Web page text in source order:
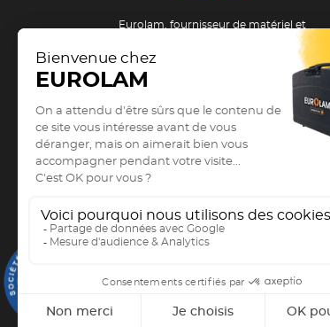
Eurolam, fournisseur de matériel et
d’équipement pour la formation et les
métiers de bouche depuis 1984 !
Vous êtes un passionné, un apprenti ou
un professionnel des métiers de
bouche et vous recherchez du
matériel de cuisine professionnel
Vous êtes au bon endroit !
référence de l’équipement des CHR et
des métiers de bouche